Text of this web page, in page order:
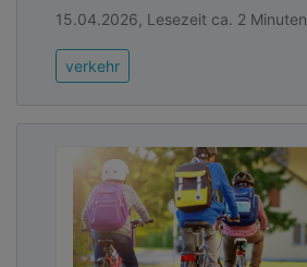
15.04.2026, Lesezeit ca. 2 Minuten
verkehr